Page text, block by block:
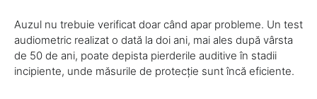
Auzul nu trebuie verificat doar când apar probleme. Un test
audiometric realizat o dată la doi ani, mai ales după vârsta
de 50 de ani, poate depista pierderile auditive în stadii
incipiente, unde măsurile de protecție sunt încă eficiente.